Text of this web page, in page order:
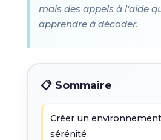
mais des appels à l'aide
apprendre à décoder.
📋 Sommaire
Créer un
sérénité